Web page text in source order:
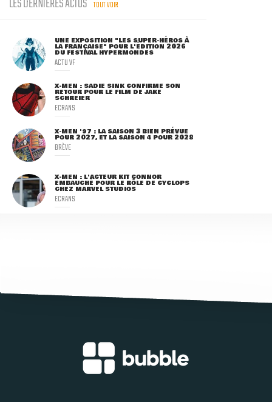
LES DERNIÈRES ACTUS TOUT VOIR
UNE EXPOSITION "LES SUPER-HÉROS À
LA FRANÇAISE" POUR L'ÉDITION 2026
DU FESTIVAL HYPERMONDES
ACTU VF
X-MEN : SADIE SINK CONFIRME SON
RETOUR POUR LE FILM DE JAKE
SCHREIER
ECRANS
X-MEN '97 : LA SAISON 3 BIEN PRÉVUE
POUR 2027, ET LA SAISON 4 POUR 2028
BRÈVE
X-MEN : L'ACTEUR KIT CONNOR
EMBAUCHÉ POUR LE RÔLE DE CYCLOPS
CHEZ MARVEL STUDIOS
ECRANS